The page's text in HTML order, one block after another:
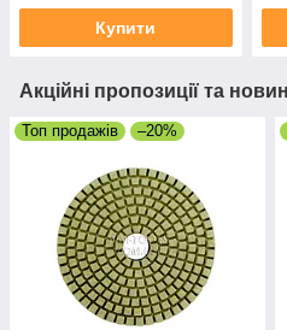
Купити
Акційні пропозиції та
Топ продажів –20%